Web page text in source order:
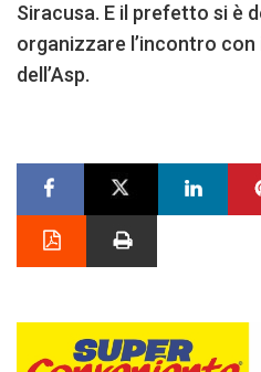
Siracusa. E il prefetto si è
organizzare l’incontro
dell’Asp.